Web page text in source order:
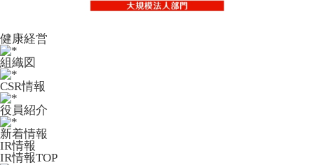
健康経営
組織図
CSR情報
役員紹介
新着情報
IR情報
IR情報TOP